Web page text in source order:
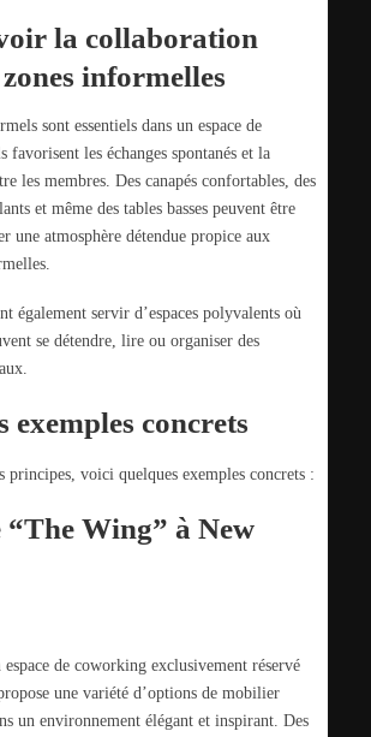
la collaboration
zones informelles
sont essentiels dans un espace de
les échanges spontanés et la
les membres. Des canapés confortables, des
et même des tables basses peuvent être
une atmosphère détendue propice aux
également servir d’espaces polyvalents où
se détendre, lire ou organiser des
exemples concrets
principes, voici quelques exemples concrets :
“The Wing” à New
de coworking exclusivement réservé
une variété d’options de mobilier
un environnement élégant et inspirant. Des